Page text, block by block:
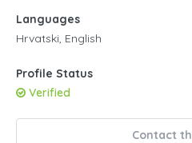
Languages
Hrvatski, English
Profile Status
Verified
Contact